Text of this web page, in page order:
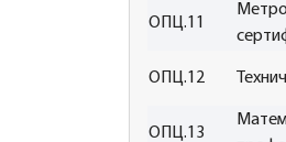
ОПЦ.11
ОПЦ.12
ОПЦ.13